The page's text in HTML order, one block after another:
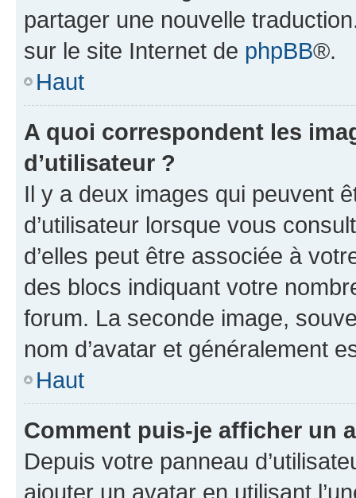
partager une nouvelle
sur le site Internet de phpBB®.
Haut
A quoi correspondent les
d’utilisateur ?
Il y a deux images qui peuvent
d’utilisateur lorsque vous
d’elles peut être associée à
des blocs indiquant votre
forum. La seconde image,
nom d’avatar et généralement
Haut
Comment puis-je afficher un
Depuis votre panneau
ajouter un avatar en utilisant